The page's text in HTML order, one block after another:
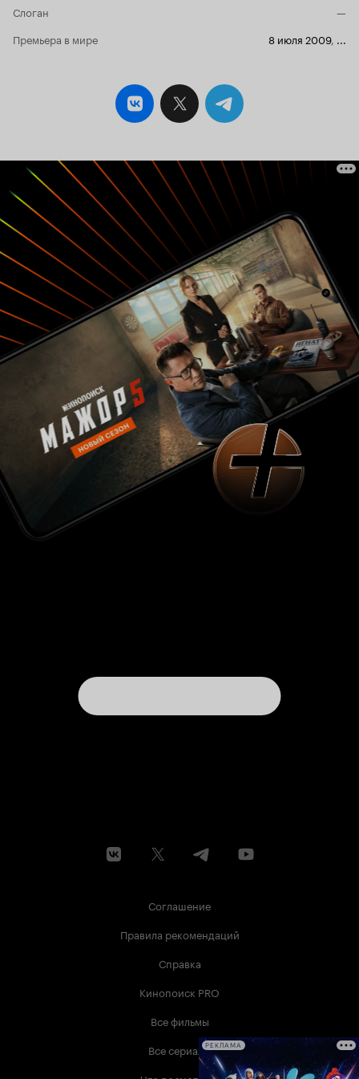
Слоган
—
Премьера в мире
8 июля 2009, ...
Соглашение
Правила рекомендаций
Справка
Кинопоиск PRO
Все фильмы
Все сериалыРЕКЛАМА